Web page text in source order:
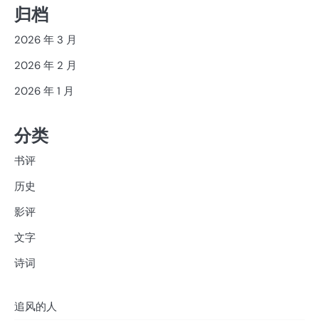
归档
2026 年 3 月
2026 年 2 月
2026 年 1 月
分类
书评
历史
影评
文字
诗词
追风的人